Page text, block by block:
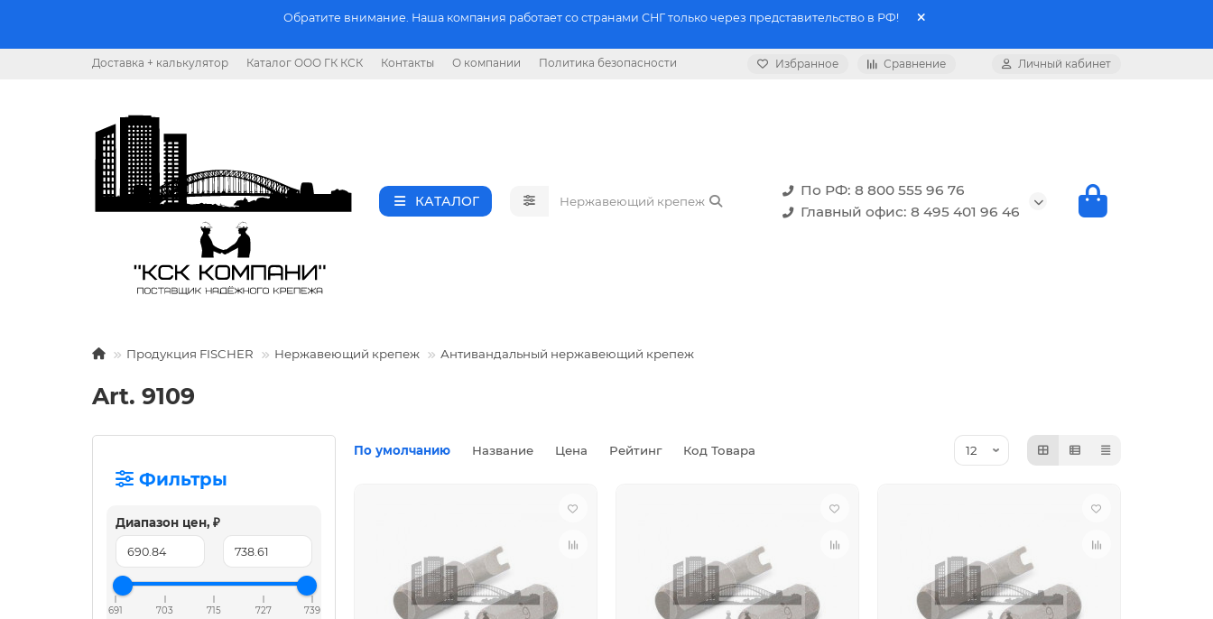
Обратите внимание. Наша компания работает со странами СНГ только через представительство в РФ!
Доставка + калькулятор Каталог ООО ГК КСК Контакты О компании Политика безопасности Избранное Сравнение Личный кабинет
КАТАЛОГ
По РФ: 8 800 555 96 76
Главный офис: 8 495 401 96 46
Продукция FISCHER Нержавеющий крепеж Антивандальный нержавеющий крепеж
Art. 9109
Фильтры
Диапазон цен, ₽
691 703 715 727 739
По умолчанию Название Цена Рейтинг Код Товара